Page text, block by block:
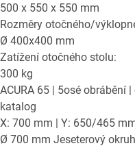
500 x 550 x 550 mm
Rozměry otočného/
Ø 400x400 mm
Zatížení otočného stolu:
300 kg
ACURA 65 | 5osé obrábění
katalog
X: 700 mm | Y: 650/465
Ø 700 mm Jeseterový